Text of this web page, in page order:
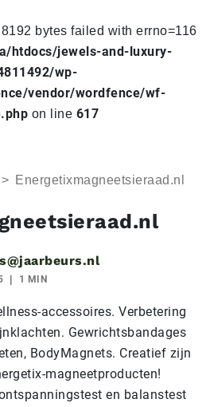
bytes failed with errno=116
htdocs/jewels-and-luxury-
wp-
vendor/wordfence/wf-
on line 617
> Energetixmagneetsieraad.nl
1 MIN
accessoires. Verbetering
Gewrichtsbandages
BodyMagnets. Creatief zijn
magneetproducten!
en balanstest